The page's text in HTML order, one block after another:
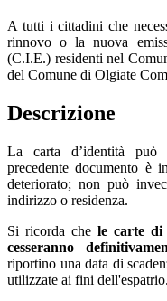
A tutti i cittadini che
rinnovo o la nuova
(C.I.E.) residenti nel
del Comune di Olgiate
Descrizione
La carta d’identità può
precedente documento è
deteriorato; non può
indirizzo o residenza.
Si ricorda che le carte di
cesseranno
riportino una data di
utilizzate ai fini dell'espatrio.